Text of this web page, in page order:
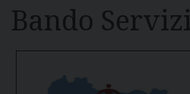
Bando